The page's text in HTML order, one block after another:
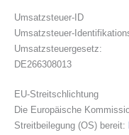
Umsatzsteuer-ID
Umsatzsteuer-
Umsatzsteuergesetz:
DE266308013
EU-Streitschlichtung
Die Europäische
Streitbeilegung (OS) bereit: